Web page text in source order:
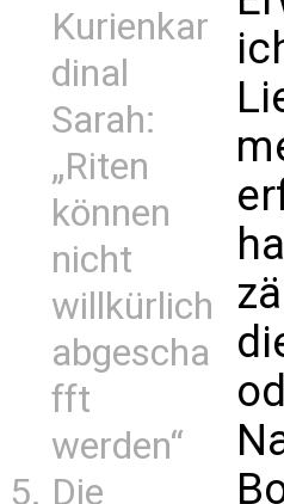
Kurienkar
dinal
Sarah:
„Riten
können
nicht
willkürlich
abgescha
fft
werden“
Die